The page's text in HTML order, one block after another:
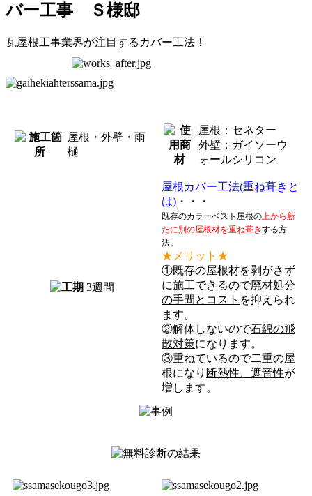
バー工事 Ｓ様邸
瓦屋根工事業界が注目するカバー工法！
屋根・外壁・雨
樋
屋根：セネター
外壁：ガイソーウ
ォールシリコン
3週間
屋根カバー工法(重ね葺きと
は) ・・・
既存のカラーベスト屋根の 上から新
たに別の屋根材を重ね葺きする方
法。
★メリット★
①既存の屋根材を剥がさず
に施工できるので廃材処分
の手間とコスト を抑えられ
ます。
②解体しないので石綿の飛
散対策になります。
③重ねているので二重の屋
根になり 断熱性、遮音性が
増します。